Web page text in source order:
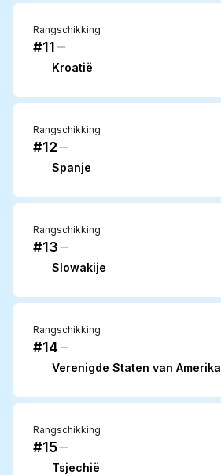
Rangschikking
#11
Kroatië
Rangschikking
#12
Spanje
Rangschikking
#13
Slowakije
Rangschikking
#14
Verenigde Staten van Amerika
Rangschikking
#15
Tsjechië